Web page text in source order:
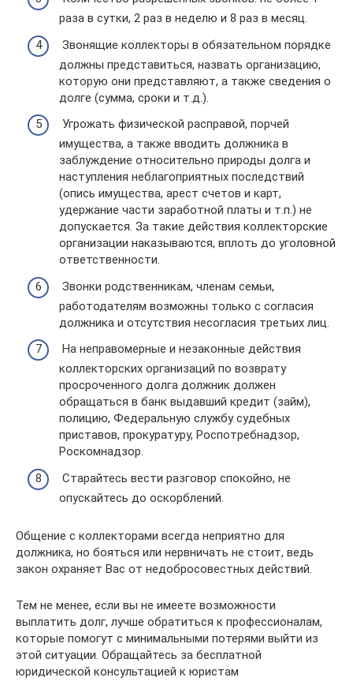
раза в сутки, 2 раз в неделю и 8 раз в месяц.
Звонящие коллекторы в обязательном порядке
должны представиться, назвать организацию,
которую они представляют, а также сведения о
долге (сумма, сроки и т.д.).
Угрожать физической расправой, порчей
имущества, а также вводить должника в
заблуждение относительно природы долга и
наступления неблагоприятных последствий
(опись имущества, арест счетов и карт,
удержание части заработной платы и т.п.) не
допускается. За такие действия коллекторские
организации наказываются, вплоть до уголовной
ответственности.
Звонки родственникам, членам семьи,
работодателям возможны только с согласия
должника и отсутствия несогласия третьих лиц.
На неправомерные и незаконные действия
коллекторских организаций по возврату
просроченного долга должник должен
обращаться в банк выдавший кредит (займ),
полицию, Федеральную службу судебных
приставов, прокуратуру, Роспотребнадзор,
Роскомнадзор.
Старайтесь вести разговор спокойно, не
опускайтесь до оскорблений.
Общение с коллекторами всегда неприятно для
должника, но бояться или нервничать не стоит, ведь
закон охраняет Вас от недобросовестных действий.
Тем не менее, если вы не имеете возможности
выплатить долг, лучше обратиться к профессионалам,
которые помогут с минимальными потерями выйти из
этой ситуации. Обращайтесь за бесплатной
юридической консультацией к юристам